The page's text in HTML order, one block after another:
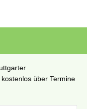
über Termine